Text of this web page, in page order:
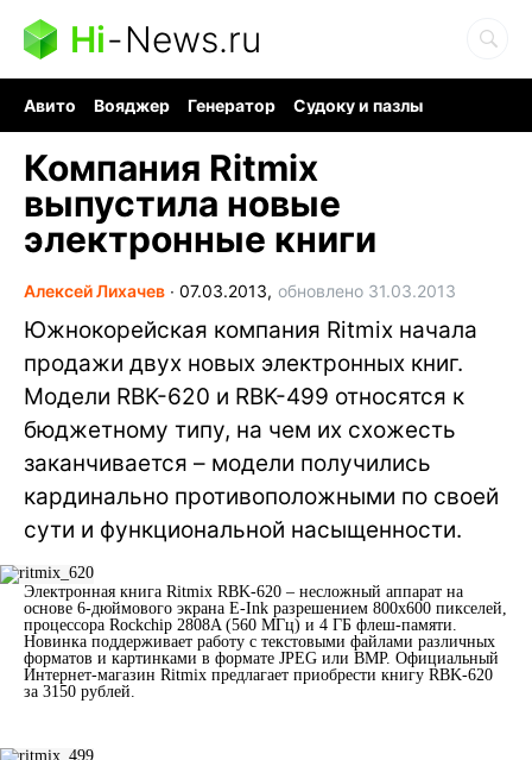
Hi-News.ru
Авито Вояджер Генератор
Судоку и пазлы
Компания Ritmix
выпустила новые
электронные книги
Алексей Лихачев ∙ 07.03.2013, обновлено 31.03.2013
Южнокорейская компания Ritmix начала
продажи двух новых электронных книг.
Модели RBK-620 и RBK-499 относятся к
бюджетному типу, на чем их схожесть
заканчивается – модели получились
кардинально противоположными по своей
сути и функциональной насыщенности.
Электронная книга Ritmix RBK-620 – несложный аппарат на
основе 6-дюймового экрана E-Ink разрешением 800х600 пикселей,
процессора Rockchip 2808A (560 МГц) и 4 ГБ флеш-памяти.
Новинка поддерживает работу с текстовыми файлами различных
форматов и картинками в формате JPEG или BMP. Официальный
Интернет-магазин Ritmix предлагает приобрести книгу RBK-620
за 3150 рублей.